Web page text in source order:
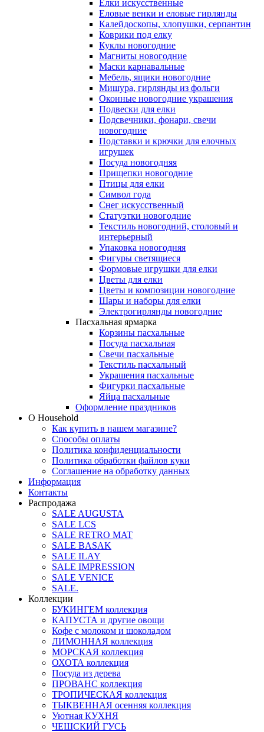
Елки искусственные
Еловые венки и еловые гирлянды
Калейдоскопы, хлопушки, серпантин
Коврики под елку
Куклы новогодние
Магниты новогодние
Маски карнавальные
Мебель, ящики новогодние
Мишура, гирлянды из фольги
Оконные новогодние украшения
Подвески для елки
Подсвечники, фонари, свечи
новогодние
Подставки и крючки для елочных
игрушек
Посуда новогодняя
Прищепки новогодние
Птицы для елки
Символ года
Снег искусственный
Статуэтки новогодние
Текстиль новогодний, столовый и
интерьерный
Упаковка новогодняя
Фигуры светящиеся
Формовые игрушки для елки
Цветы для елки
Цветы и композиции новогодние
Шары и наборы для елки
Электрогирлянды новогодние
Пасхальная ярмарка
Корзины пасхальные
Посуда пасхальная
Свечи пасхальные
Текстиль пасхальный
Украшения пасхальные
Фигурки пасхальные
Яйца пасхальные
Оформление праздников
О Household
Как купить в нашем магазине?
Способы оплаты
Политика конфиденциальности
Политика обработки файлов куки
Соглашение на обработку данных
Информация
Контакты
Распродажа
SALE AUGUSTA
SALE LCS
SALE RETRO MAT
SALE BASAK
SALE ILAY
SALE IMPRESSION
SALE VENICE
SALE.
Коллекции
БУКИНГЕМ коллекция
КАПУСТА и другие овощи
Кофе с молоком и шоколадом
ЛИМОННАЯ коллекция
МОРСКАЯ коллекция
ОХОТА коллекция
Посуда из дерева
ПРОВАНС коллекция
ТРОПИЧЕСКАЯ коллекция
ТЫКВЕННАЯ осенняя коллекция
Уютная КУХНЯ
ЧЕШСКИЙ ГУСЬ